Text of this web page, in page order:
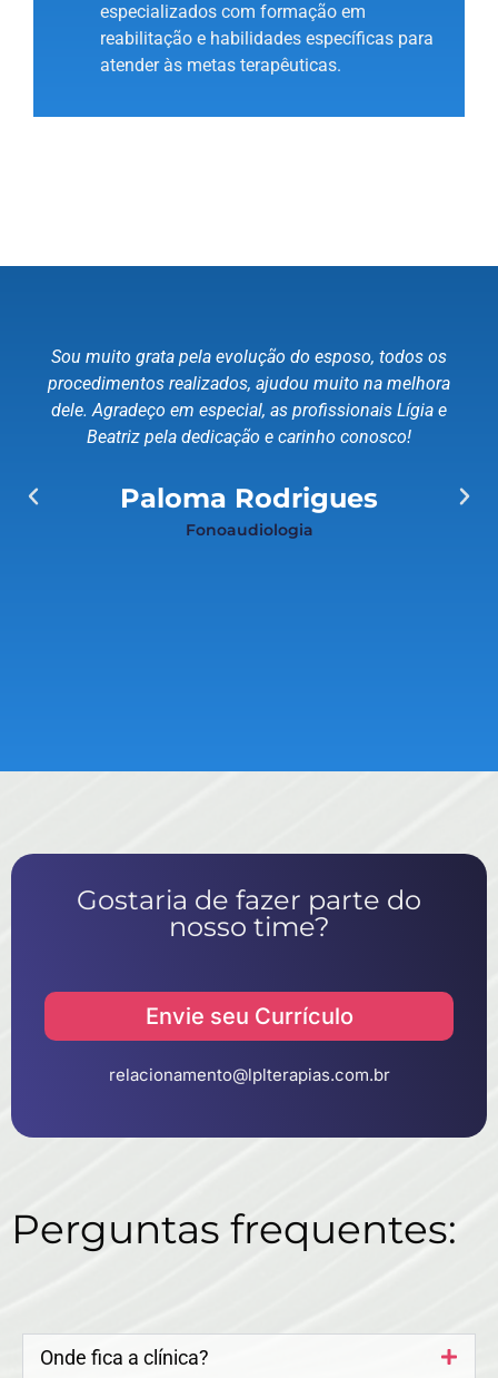
especializados com formação em
reabilitação e habilidades específicas para
atender às metas terapêuticas.
Sou muito grata pela evolução do esposo, todos os
procedimentos realizados, ajudou muito na melhora
dele. Agradeço em especial, as profissionais Lígia e
Beatriz pela dedicação e carinho conosco!
Paloma Rodrigues
Fonoaudiologia
Gostaria de fazer parte do
nosso time?
Envie seu Currículo
relacionamento@lplterapias.com.br
Perguntas frequentes:
Onde fica a clínica?